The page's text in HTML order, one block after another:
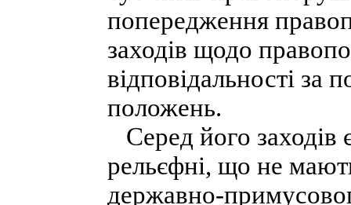
попередження
заходів щодо
відповідальності
положень.
Серед його заходів
рельєфні, що не
державно-